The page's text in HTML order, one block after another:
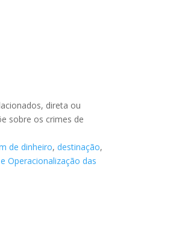
direta ou
sobre os crimes de
de dinheiro,destinação,
Operacionalização das